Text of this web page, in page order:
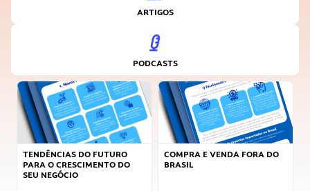
ARTIGOS
PODCASTS
TENDÊNCIAS DO FUTURO
PARA O CRESCIMENTO DO
SEU NEGÓCIO
COMPRA E VENDA FORA DO
BRASIL